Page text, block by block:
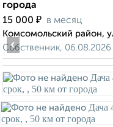
города
15 000 ₽ в месяц
Комсомольский район,
Собственник, 06.08.2026
‹